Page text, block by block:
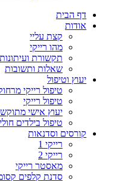
דף הבית
אודות
קצת עליי
מהו רייקי
תקשורת ועיתונות
שאלות ותשובות
יעוץ וטיפול
טיפול רייקי
טיפול רייקי
יעוץ אישי
טיפול בילדים
קורסים וסדנאות
רייקי 1
רייקי 2
מאסטר רייקי
סדנת קלפים